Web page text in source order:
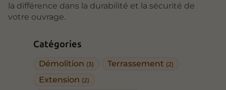
Catégories
Démolition (3) Terrassement (2)
Extension (2)
la différence dans la durabilité et la sécurité de
votre ouvrage.